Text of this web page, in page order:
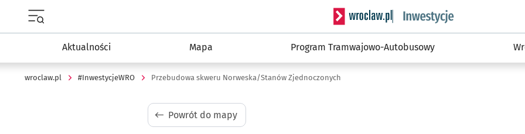
Serwis informacyjny wroclaw.pl podserwis:
Aktualności Mapa Program Tramwajowo-Autobusowy
wroclaw.pl #InwestycjeWRO Przebudowa skweru Norweska/Stanów Zjednoczonych
Powrót do mapy